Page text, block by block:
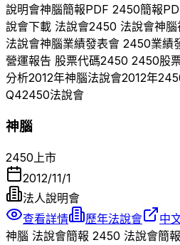
說明會神腦簡報PDF 2450簡報
說會下載 法說會2450 法說會神腦
法說會神腦業績發表會 2450業績
營運報告 股票代碼2450 2450股
分析2012年神腦法說會2012年
Q42450法說會
神腦
2450上市
2012/11/1
法人說明會
查看詳情
歷年法說會 中
神腦 法說會簡報 2450 法說會簡報